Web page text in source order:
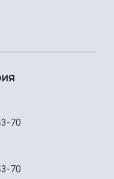
70
70